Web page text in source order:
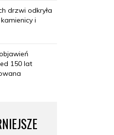
drzwi odkryła
i
150 lat